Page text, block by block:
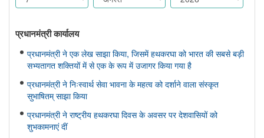
प्रधानमंत्री कार्यालय
प्रधानमंत्री ने एक लेख साझा किया, जिसमें हथकरघा को भारत की सबसे बड़ी
सभ्यतागत शक्तियों में से एक के रूप में उजागर किया गया है
प्रधानमंत्री ने निःस्वार्थ सेवा भावना के महत्व को दर्शाने वाला संस्कृत
सुभाषितम् साझा किया
प्रधानमंत्री ने राष्ट्रीय हथकरघा दिवस के अवसर पर देशवासियों को
शुभकामनाएं दीं